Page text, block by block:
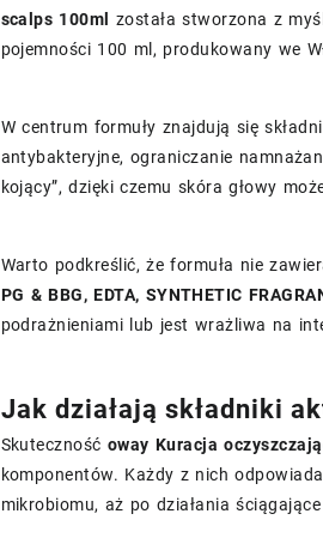
scalps 100ml
została stworzona z
pojemności 100 ml, produkowany we
W centrum formuły znajdują się
antybakteryjne, ograniczanie
kojący”, dzięki czemu skóra głowy
Warto podkreślić, że formuła nie
PG & BBG, EDTA, SYNTHETIC
podrażnieniami lub jest wrażliwa na
Jak działają składniki
Skuteczność oway Kuracja
komponentów. Każdy z nich
mikrobiomu, aż po działania